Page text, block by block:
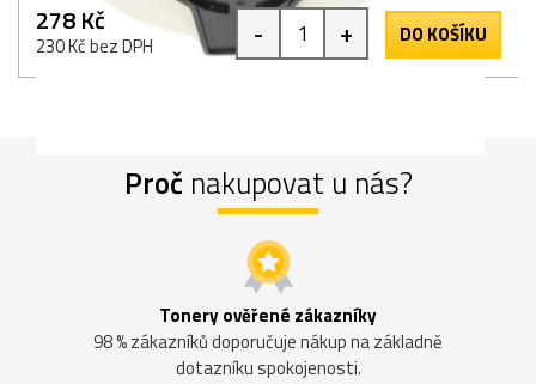
278 Kč
230 Kč bez DPH - + DO KOŠÍKU
Proč nakupovat u nás?
Tonery ověřené zákazníky
98 % zákazníků doporučuje nákup na základně
dotazníku spokojenosti.